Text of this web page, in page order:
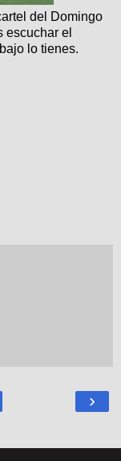
del Domingo
escuchar el
lo tienes.
›